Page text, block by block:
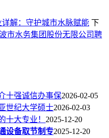
解：守护城市水脉赋能 下
波市水务集团股份无限公司聘
十强诚信办事保2026-02-05
世纪大学硕士2026-02-03
十大专业！ 2025-12-20
设备取节制专2025-12-20